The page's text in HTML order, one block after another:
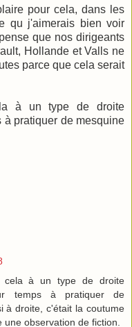
pour cela, dans les
qu j'aimerais bien voir
que nos dirigeants
Hollande et Valls ne
parce que cela serait
à un type de droite
à pratiquer de mesquine
cela à un type de droite
temps à pratiquer de
à droite, c'était la coutume
observation de fiction.